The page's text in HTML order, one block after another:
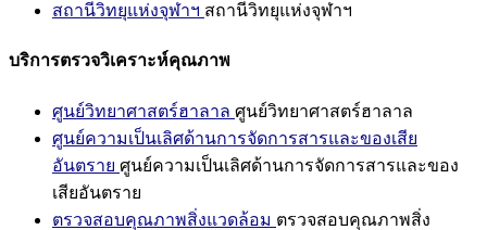
สถานีวิทยุแห่งจุฬาฯ สถานีวิทยุแห่งจุฬาฯ
บริการตรวจวิเคราะห์คุณภาพ
ศูนย์วิทยาศาสตร์ฮาลาล ศูนย์วิทยาศาสตร์ฮาลาล
ศูนย์ความเป็นเลิศด้านการจัดการสารและของเสีย
อันตราย ศูนย์ความเป็นเลิศด้านการจัดการสารและของ
เสียอันตราย
ตรวจสอบคุณภาพสิ่งแวดล้อม ตรวจสอบคุณภาพสิ่ง